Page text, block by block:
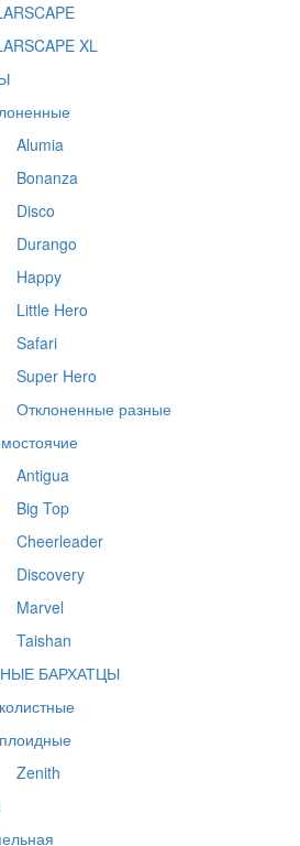
XL
Alumia
Bonanza
Disco
Durango
Happy
Little Hero
Safari
Super Hero
Отклоненные разные
Antigua
Big Top
Cheerleader
Discovery
Marvel
Taishan
БАРХАТЦЫ
Zenith